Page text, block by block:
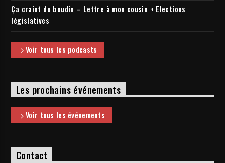
Ça craint du boudin – Lettre à mon cousin + Elections
législatives
Voir tous les podcasts
Les prochains événements
Voir tous les événements
Contact